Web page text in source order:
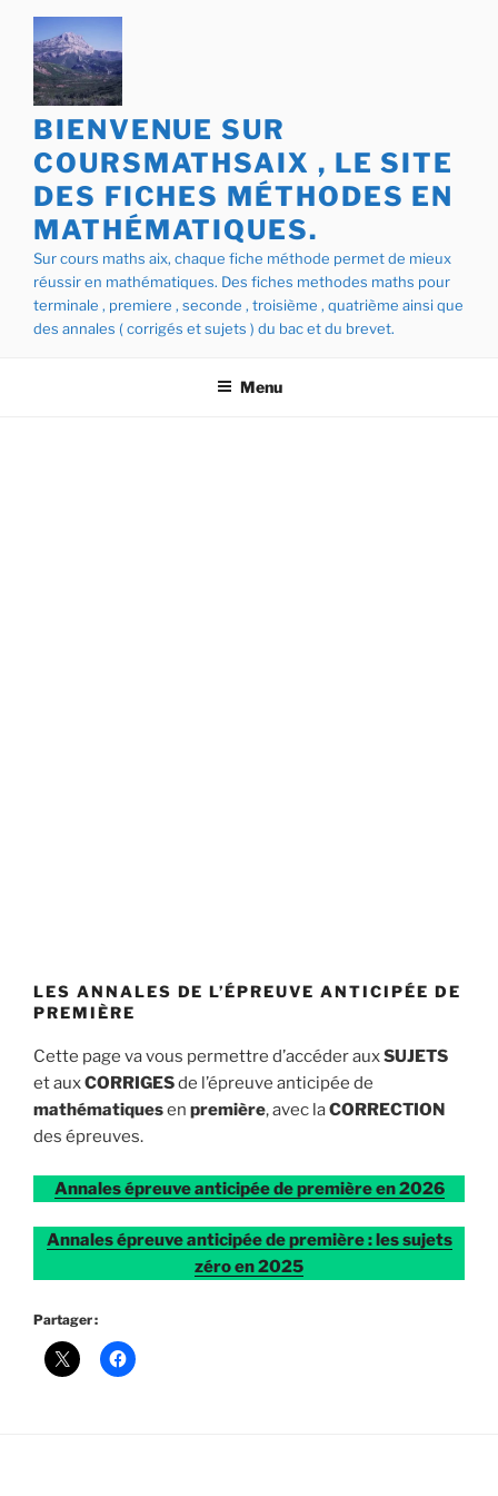
Aller
contenu
principal
BIENVENUE SUR
COURSMATHSAIX , LE SITE
DES FICHES MÉTHODES EN
MATHÉMATIQUES.
Sur cours maths aix, chaque fiche méthode permet de mieux
réussir en mathématiques. Des fiches methodes maths pour
terminale , premiere , seconde , troisième , quatrième ainsi que
des annales ( corrigés et sujets ) du bac et du brevet.
Menu
LES ANNALES DE L’ÉPREUVE ANTICIPÉE DE
PREMIÈRE
Cette page va vous permettre d’accéder auxSUJETS
et auxCORRIGESde l’épreuve anticipée de
mathématiquesen première, avec laCORRECTION
des épreuves.
Annales épreuve anticipée de première en 2026
Annales épreuve anticipée de première : les sujets
zéro en 2025
Partager :